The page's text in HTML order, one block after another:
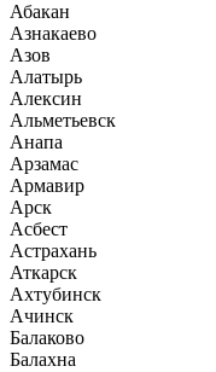
Абакан
Азнакаево
Азов
Алатырь
Алексин
Альметьевск
Анапа
Арзамас
Армавир
Арск
Асбест
Астрахань
Аткарск
Ахтубинск
Ачинск
Балаково
Балахна